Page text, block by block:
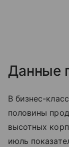
Данные
В бизнес-
половины
высотных
июль